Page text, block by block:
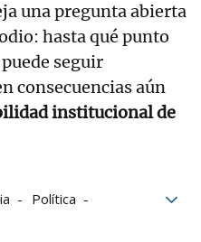
una pregunta abierta
hasta qué punto
seguir
consecuencias aún
institucional de
Política